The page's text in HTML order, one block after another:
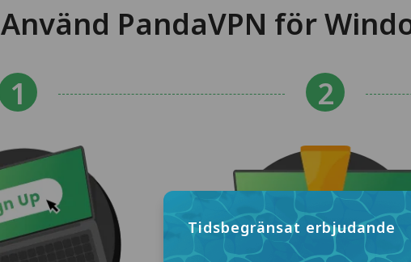
Använd PandaVPN för
Tidsbegränsat erbjudande